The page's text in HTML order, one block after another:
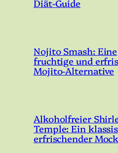
Diät-Guide
Nojito Smash: Eine
fruchtige und
Mojito-Alternative
Alkoholfreier
Temple: Ein
erfrischender